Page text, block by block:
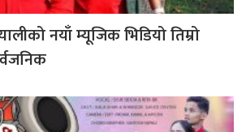
नयाँ म्यूजिक भिडियो तिम्रो